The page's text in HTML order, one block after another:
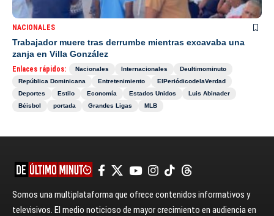
NACIONALES
Trabajador muere tras derrumbe mientras excavaba una
zanja en Villa González
Enlaces rápidos: Nacionales Internacionales
Deultimominuto
República Dominicana
Entretenimiento
ElPeriódicodelaVerdad
Deportes
Estilo Economía Estados Unidos
Luis Abinader
Béisbol
portada Grandes Ligas MLB
Somos una multiplataforma que ofrece contenidos informativos y
televisivos. El medio noticioso de mayor crecimiento en audiencia en